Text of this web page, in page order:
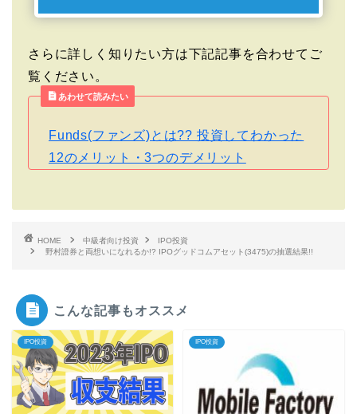
さらに詳しく知りたい方は下記記事を合わせてご
覧ください。
あわせて読みたい
Funds(ファンズ)とは?? 投資してわかった
12のメリット・3つのデメリット
HOME 中級者向け投資
IPO投資
野村證券と両想いになれるか!? IPOグッドコムアセット(3475)の抽選結果!!
こんな記事もオススメ
IPO投資 IPO投資